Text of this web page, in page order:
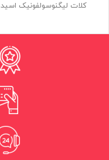
کلات لیگنوسولفونیک اسید